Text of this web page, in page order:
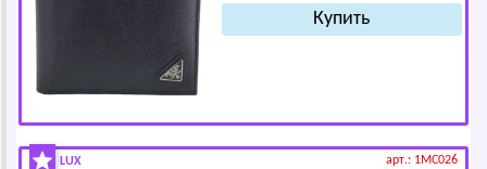
LUX арт.: 1MC026